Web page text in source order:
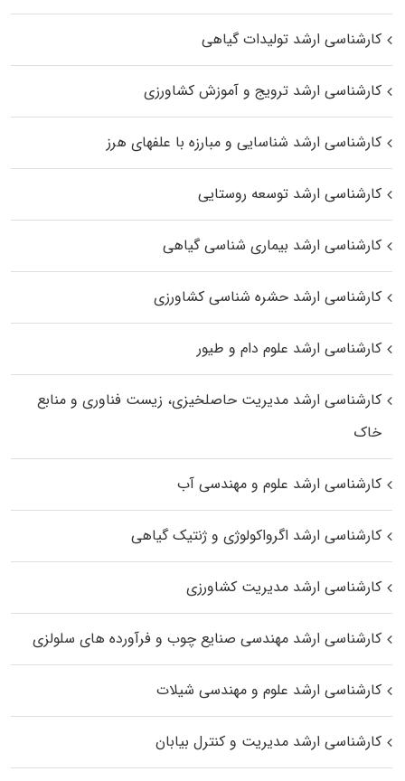
کارشناسی ارشد تولیدات گیاهی
کارشناسی ارشد ترویج و آموزش کشاورزی
کارشناسی ارشد شناسایی و مبارزه با علفهای هرز
کارشناسی ارشد توسعه روستایی
کارشناسی ارشد بیماری‌ شناسی گیاهی
کارشناسی ارشد حشره‌ شناسی کشاورزی
کارشناسی ارشد علوم دام و طیور
کارشناسی ارشد مدیریت حاصلخیزی، زیست فناوری و منابع
خاک
کارشناسی ارشد علوم و مهندسی آب
کارشناسی ارشد اگرواکولوژی و ژنتیک گیاهی
کارشناسی ارشد مدیریت کشاورزی
کارشناسی ارشد مهندسی صنایع چوب و فرآورده‌ های سلولزی
کارشناسی ارشد علوم و مهندسی شیلات
کارشناسی ارشد مدیریت و کنترل بیابان